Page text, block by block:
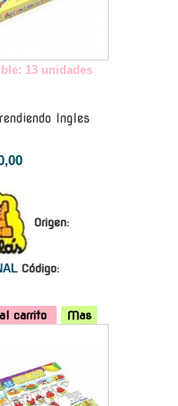
13 unidades
Ingles
Origen:
Código:
carrito
Mas